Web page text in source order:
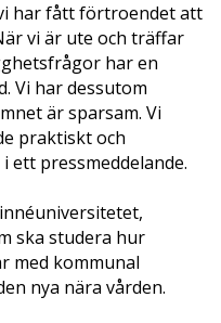
har fått förtroendet att
vi är ute och träffar
har en
Vi har dessutom
är sparsam. Vi
praktiskt och
ett pressmeddelande.
ska studera hur
med kommunal
nya nära vården.